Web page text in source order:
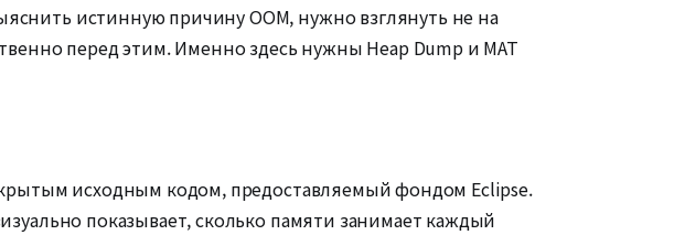
истинную причину OOM, нужно взглянуть не на
перед этим. Именно здесь нужны Heap Dump и MAT
исходным кодом, предоставляемый фондом Eclipse.
показывает, сколько памяти занимает каждый